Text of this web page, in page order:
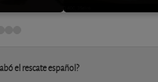
el rescate español?